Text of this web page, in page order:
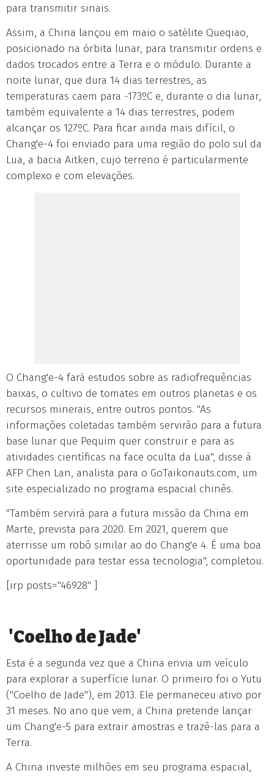
para transmitir sinais.
Assim, a China lançou em maio o satélite Queqiao,
posicionado na órbita lunar, para transmitir ordens e
dados trocados entre a Terra e o módulo. Durante a
noite lunar, que dura 14 dias terrestres, as
temperaturas caem para -173ºC e, durante o dia lunar,
também equivalente a 14 dias terrestres, podem
alcançar os 127ºC. Para ficar ainda mais difícil, o
Chang'e-4 foi enviado para uma região do polo sul da
Lua, a bacia Aitken, cujo terreno é particularmente
complexo e com elevações.
O Chang'e-4 fará estudos sobre as radiofrequências
baixas, o cultivo de tomates em outros planetas e os
recursos minerais, entre outros pontos. "As
informações coletadas também servirão para a futura
base lunar que Pequim quer construir e para as
atividades científicas na face oculta da Lua", disse à
AFP Chen Lan, analista para o GoTaikonauts.com, um
site especializado no programa espacial chinês.
"Também servirá para a futura missão da China em
Marte, prevista para 2020. Em 2021, querem que
aterrisse um robô similar ao do Chang'e 4. É uma boa
oportunidade para testar essa tecnologia", completou.
[irp posts="46928" ]
'Coelho de Jade'
Esta é a segunda vez que a China envia um veículo
para explorar a superfície lunar. O primeiro foi o Yutu
("Coelho de Jade"), em 2013. Ele permaneceu ativo por
31 meses. No ano que vem, a China pretende lançar
um Chang'e-5 para extrair amostras e trazê-las para a
Terra.
A China investe milhões em seu programa espacial,